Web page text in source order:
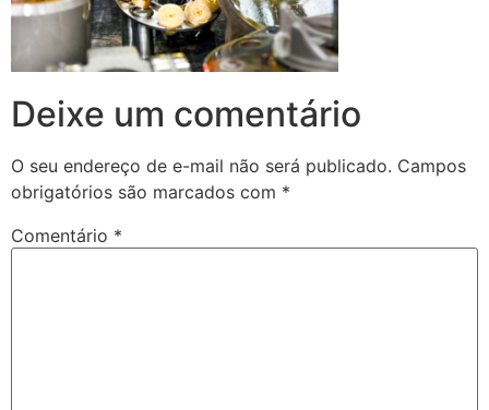
Deixe um comentário
O seu endereço de e-mail não será publicado. Campos
obrigatórios são marcados com *
Comentário *